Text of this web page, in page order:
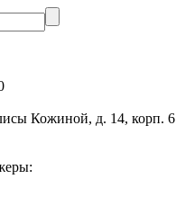
Кожиной, д. 14, корп. 6